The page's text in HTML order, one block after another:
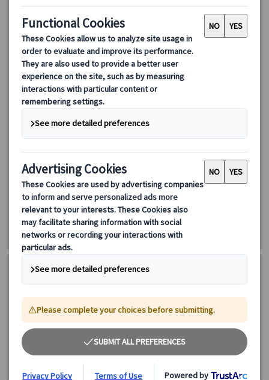
パリ・フラゴナール香水博物館＆ミニ香水作り体験ツアー｜オ
ペラ座近くで楽しむ香水ワークショップ（英語ガイド付き・日
本語オーディオガイド対応）
パリ・オペラ座近くのフラゴナール香水博物館で楽しむミニ香水
作り体験ツアー。約1時間で博物館見学と香水ワークショップを体
験し、オリジナル香水（12ml）をお持ち帰り可能。日本語オーデ
5.0 (1件)
詳細を見る
月～土曜日(12/25、1/1を除く)
1時間